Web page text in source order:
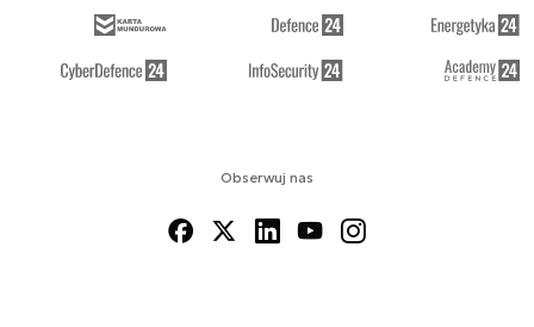
Obserwuj nas